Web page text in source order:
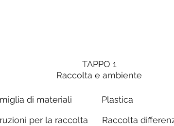
TAPPO 1
Raccolta e ambiente
di materiali
per la raccolta
Plastica
Raccolta